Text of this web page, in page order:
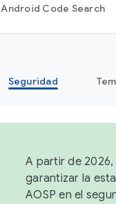
Android Code Search
Seguridad
A partir de
garantizar la
AOSP en el